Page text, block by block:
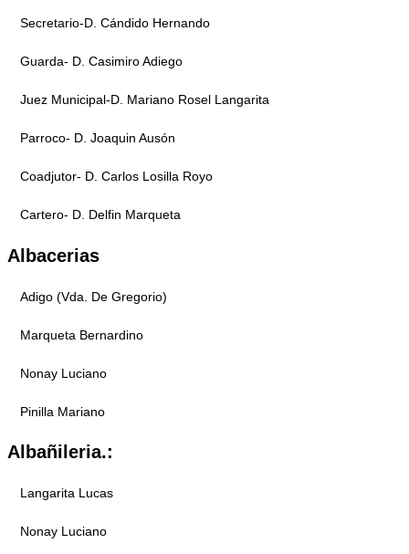
Secretario-D. Cándido Hernando
Guarda- D. Casimiro Adiego
Juez Municipal-D. Mariano Rosel Langarita
Parroco- D. Joaquin Ausón
Coadjutor- D. Carlos Losilla Royo
Cartero- D. Delfin Marqueta
Albacerias
Adigo (Vda. De Gregorio)
Marqueta Bernardino
Nonay Luciano
Pinilla Mariano
Albañileria.:
Langarita Lucas
Nonay Luciano